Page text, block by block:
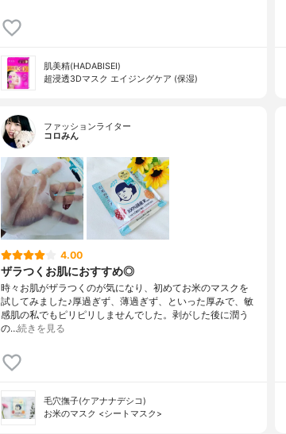
肌美精(HADABISEI)
超浸透3Dマスク エイジングケア (保湿)
ファッションライター
コロみん
4.00
ザラつくお肌におすすめ◎
時々お肌がザラつくのが気になり、初めてお米のマスクを
試してみました♪厚過ぎず、薄過ぎず、といった厚みで、敏
感肌の私でもピリピリしませんでした。剥がした後に潤う
の…続きを見る
毛穴撫子(ケアナナデシコ)
お米のマスク <シートマスク>